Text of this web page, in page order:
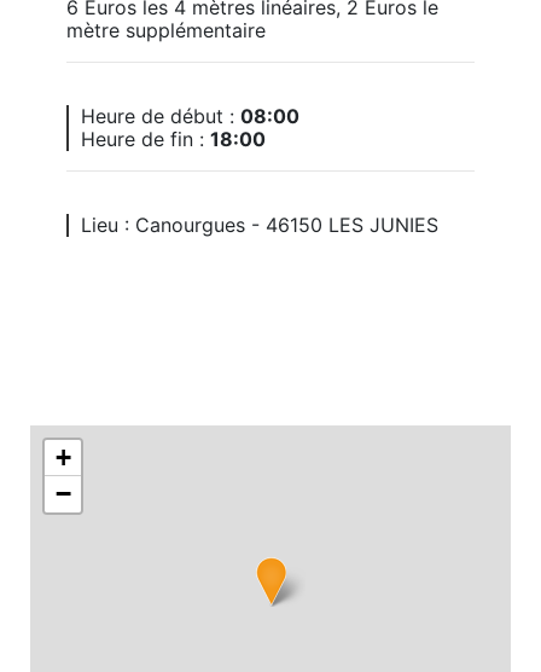
6 Euros les 4 mètres linéaires, 2 Euros le
mètre supplémentaire
Heure de début : 08:00
Heure de fin : 18:00
Lieu : Canourgues - 46150 LES JUNIES
+
−